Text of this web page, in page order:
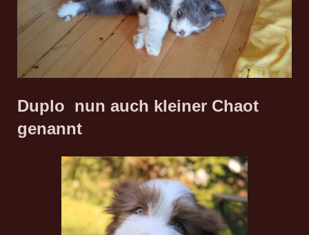
Duplo nun auch kleiner Chaot
genannt